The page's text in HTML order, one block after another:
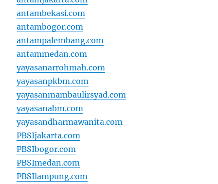
antambekasi.com
antambogor.com
antampalembang.com
antammedan.com
yayasanarrohmah.com
yayasanpkbm.com
yayasanmambaulirsyad.com
yayasanabm.com
yayasandharmawanita.com
PBSIjakarta.com
PBSIbogor.com
PBSImedan.com
PBSIlampung.com